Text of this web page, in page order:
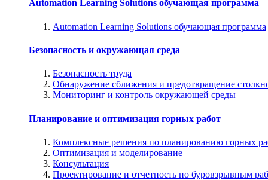
Automation Learning Solutions обучающая программа
Automation Learning Solutions обучающая программа
Безопасность и окружающая среда
Безопасность труда
Обнаружение сближения и предотвращение
Мониторинг и контроль окружающей среды
Планирование и оптимизация горных работ
Комплексные решения по планированию горных
Оптимизация и моделирование
Консультация
Проектирование и отчетность по буровзрывным